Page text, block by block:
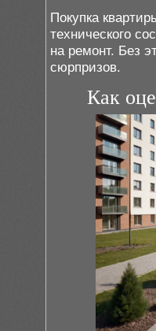
Покупка
технического
на ремонт. Без
сюрпризов.
Как